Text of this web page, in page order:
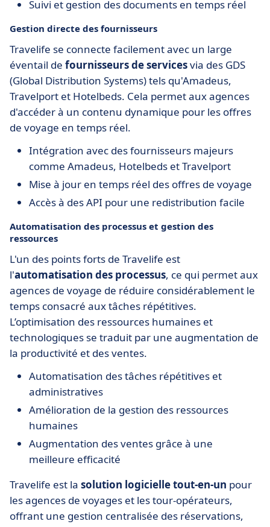
Suivi et gestion des documents en temps réel
Gestion directe des fournisseurs
Travelife se connecte facilement avec un large
éventail de fournisseurs de servicesvia des GDS
(Global Distribution Systems) tels qu'Amadeus,
Travelport et Hotelbeds. Cela permet aux agences
d'accéder à un contenu dynamique pour les offres
de voyage en temps réel.
Intégration avec des fournisseurs majeurs
comme Amadeus, Hotelbeds et Travelport
Mise à jour en temps réel des offres de voyage
Accès à des API pour une redistribution facile
Automatisation des processus et gestion des
ressources
L'un des points forts de Travelife est
l'automatisation des processus, ce qui permet aux
agences de voyage de réduire considérablement le
temps consacré aux tâches répétitives.
L’optimisation des ressources humaines et
technologiques se traduit par une augmentation de
la productivité et des ventes.
Automatisation des tâches répétitives et
administratives
Amélioration de la gestion des ressources
humaines
Augmentation des ventes grâce à une
meilleure efficacité
Travelife est la solution logicielle tout-en-un pour
les agences de voyages et les tour-opérateurs,
offrant une gestion centralisée des réservations,